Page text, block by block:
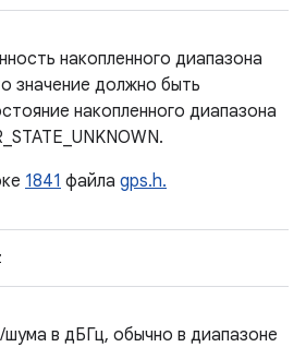
накопленного диапазона
значение должно быть
накопленного диапазона
1841 файла gps.h.
в дБГц, обычно в диапазоне